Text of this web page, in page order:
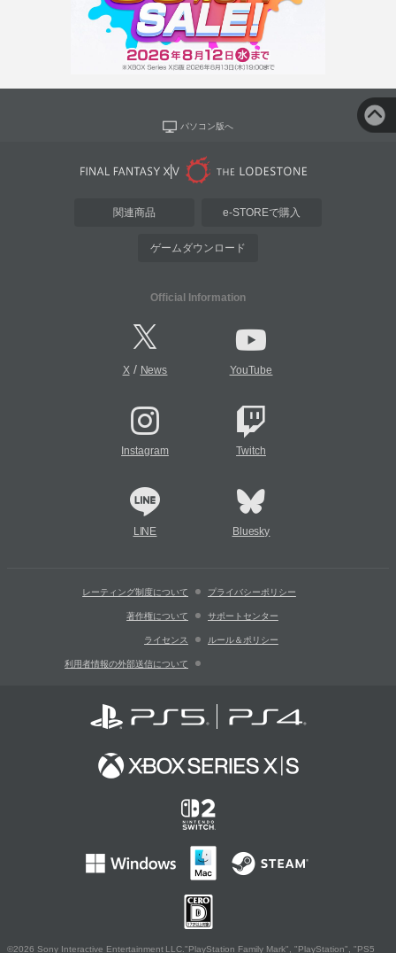
パソコン版へ
関連商品 e-STOREで購入
ゲームダウンロード
Official Information
X/ News YouTube
Instagram Twitch
LINE Bluesky
レーティング制度について プライバシーポリシー
著作権について サポートセンター
ライセンス ルール＆ポリシー
利用者情報の外部送信について
©2026 Sony Interactive Entertainment LLC."PlayStation Family Mark", "PlayStation", "PS5